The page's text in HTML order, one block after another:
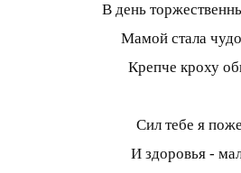
В день
Мамой стала
Крепче кроху
Сил тебе я
И здоровья -